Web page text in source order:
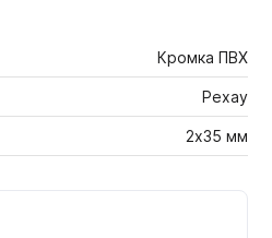
Кромка ПВХ
Рехау
2х35 мм